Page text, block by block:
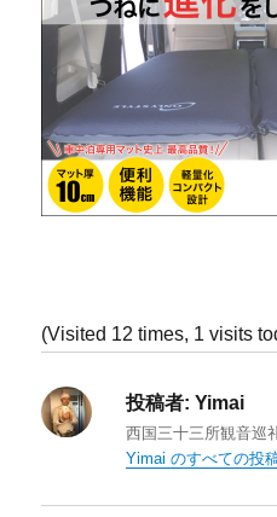
(Visited 12 times, 1 visits
投稿者: Yimai
西国三十三所観音巡
Yimai のすべての投